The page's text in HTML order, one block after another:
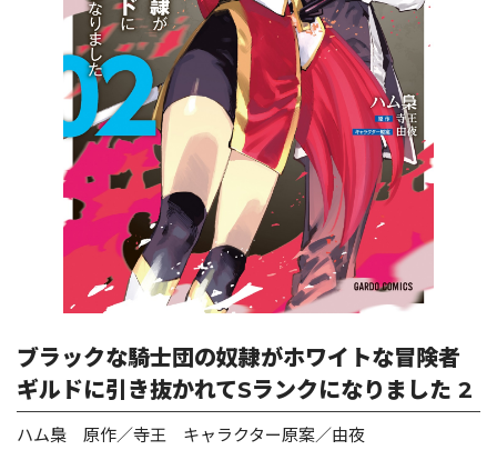
オーバーラップノベルスf
ロサージュノベルス
コミックガルド
リキューレ
ブラックな騎士団の奴隷がホワイトな冒険者
ギルドに引き抜かれてSランクになりました 2
ハム梟 原作／寺王 キャラクター原案／由夜